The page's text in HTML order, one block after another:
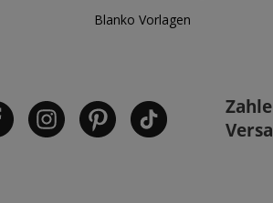
Blanko Vorlagen